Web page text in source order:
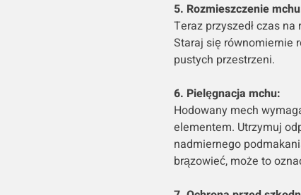
5. Rozmieszczenie
Teraz przyszedł czas
Staraj się równomiernie
pustych przestrzeni.
6. Pielęgnacja mchu:
Hodowany mech
elementem. Utrzymuj
nadmiernego
brązowieć, może to